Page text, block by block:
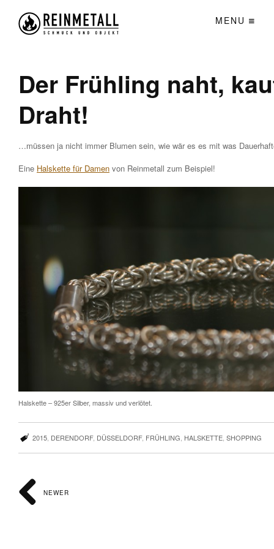
MENU
Der Frühling naht,
Draht!
…müssen ja nicht immer Blumen sein, wie wär es es mit was
Eine Halskette für Damen von Reinmetall zum Beispiel!
Halskette – 925er Silber, massiv und verlötet.
2015, DERENDORF, DÜSSELDORF, FRÜHLING HALSKETTE, SHOPPING
NEWER